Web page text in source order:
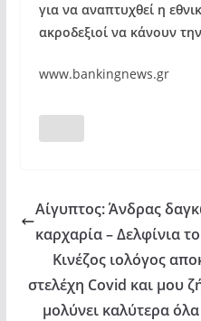
για να αναπτυχθεί η
ακροδεξιοί να κάνουν
www.bankingnews.gr
Αίγυπτος: Άνδρας
καρχαρία – Δελφίνια
Κινέζος ιολόγος
στελέχη Covid και μου
μολύνει καλύτερα